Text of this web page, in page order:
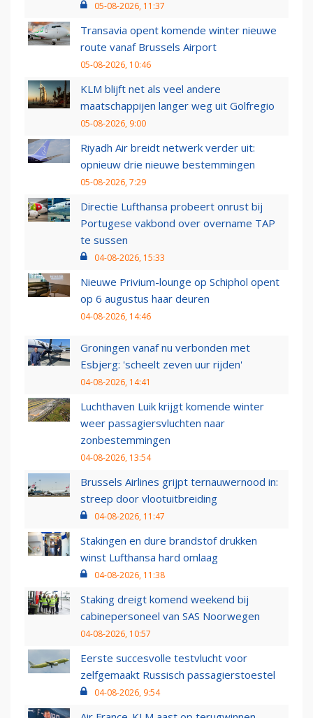
05-08-2026, 11:37
Transavia opent komende winter nieuwe
route vanaf Brussels Airport
05-08-2026, 10:46
KLM blijft net als veel andere
maatschappijen langer weg uit Golfregio
05-08-2026, 9:00
Riyadh Air breidt netwerk verder uit:
opnieuw drie nieuwe bestemmingen
05-08-2026, 7:29
Directie Lufthansa probeert onrust bij
Portugese vakbond over overname TAP
te sussen
04-08-2026, 15:33
Nieuwe Privium-lounge op Schiphol opent
op 6 augustus haar deuren
04-08-2026, 14:46
Groningen vanaf nu verbonden met
Esbjerg: 'scheelt zeven uur rijden'
04-08-2026, 14:41
Luchthaven Luik krijgt komende winter
weer passagiersvluchten naar
zonbestemmingen
04-08-2026, 13:54
Brussels Airlines grijpt ternauwernood in:
streep door vlootuitbreiding
04-08-2026, 11:47
Stakingen en dure brandstof drukken
winst Lufthansa hard omlaag
04-08-2026, 11:38
Staking dreigt komend weekend bij
cabinepersoneel van SAS Noorwegen
04-08-2026, 10:57
Eerste succesvolle testvlucht voor
zelfgemaakt Russisch passagierstoestel
04-08-2026, 9:54